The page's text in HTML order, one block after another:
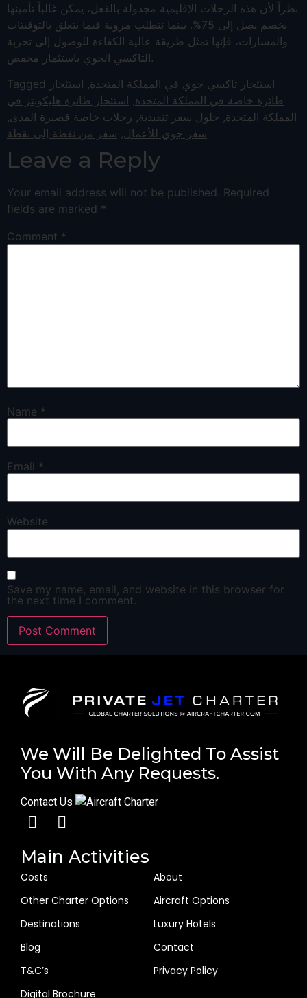
نظراً لأن هذه الرحلات الإقليمية مجدولة بالفعل، يمكن غالباً تأمينها
بخصم يصل إلى 75%. بينما تتطلب مرونة فيما يتعلق بالتوقيتات
والمسارات، فإنها تمثل طريقة عالية الكفاءة للوصول إلى تجربة
التاكسي الجوي باستثمار مخفض.
Tagged
استئجار تاكسي جوي في المملكة المتحدة, استئجار
طائرة خاصة في المملكة المتحدة, استئجار طائرة هليكوبتر في
المملكة المتحدة, حلول سفر تنفيذية, رحلات خاصة قصيرة المدى,
سفر جوي للأعمال, سفر من نقطة إلى نقطة
Leave a Reply
Your email address will not be published. Required
fields are marked *
Comment *
Name *
Email *
Website
Save my name, email, and website in this browser for
the next time I comment.
We Will Be Delighted To Assist
You With Any Requests.
Contact Us
Main Activities
Costs
About
Other Charter Options
Aircraft Options
Destinations
Luxury Hotels
Blog
Contact
T&C’s
Privacy Policy
Digital Brochure